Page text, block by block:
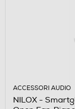
ACCESSORI AUDIO
NILOX -